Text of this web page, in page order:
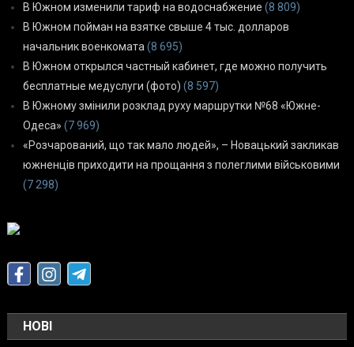
В Южном изменили тариф на водоснабжение (8 809)
В Южном пойман на взятке свыше 4 тыс. долларов
начальник военкомата (8 695)
В Южном открылся частный кабинет, где можно получить
бесплатные медуслуги (фото) (8 597)
В Южному змінили розклад руху маршрутки №68 «Южне-
Одеса» (7 969)
«Розчарований, що так мало людей», – Новацький закликав
южненців приходити на прощання з полеглими військовими
(7 298)
НОВІ